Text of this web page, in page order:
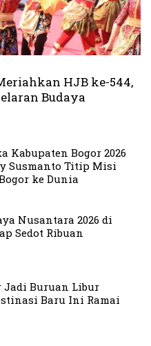
HJB ke-544,
Budaya
Kabupaten Bogor 2026
Susmanto Titip Misi
ke Dunia
Nusantara 2026 di
Sedot Ribuan
Jadi Buruan Libur
Baru Ini Ramai